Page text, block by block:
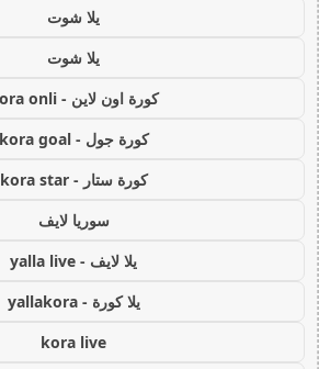
يلا شوت
يلا شوت
كورة اون لاين - kora onli
كورة جول - kora goal
كورة ستار - kora star
سوريا لايف
يلا لايف - yalla live
يلا كورة - yallakora
kora live